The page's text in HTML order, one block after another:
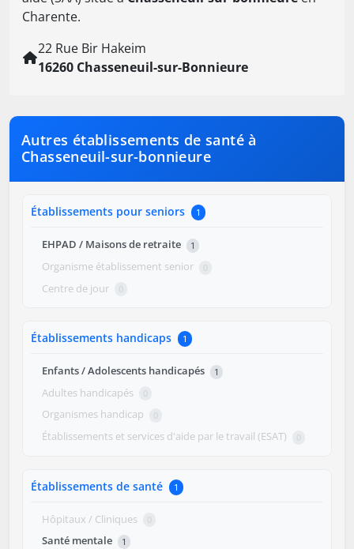
Charente.
22 Rue Bir Hakeim
16260 Chasseneuil-sur-Bonnieure
Autres établissements de santé à
Chasseneuil-sur-bonnieure
Établissements pour seniors 1
EHPAD / Maisons de retraite 1
Organisme établissement senior 0
Centre de jour 0
Établissements handicaps 1
Enfants / Adolescents handicapés 1
Adultes handicapés 0
Organismes handicap 0
Établissements et services d'aide par le travail (ESAT) 0
Établissements de santé 1
Hôpitaux / Cliniques 0
Santé mentale 1